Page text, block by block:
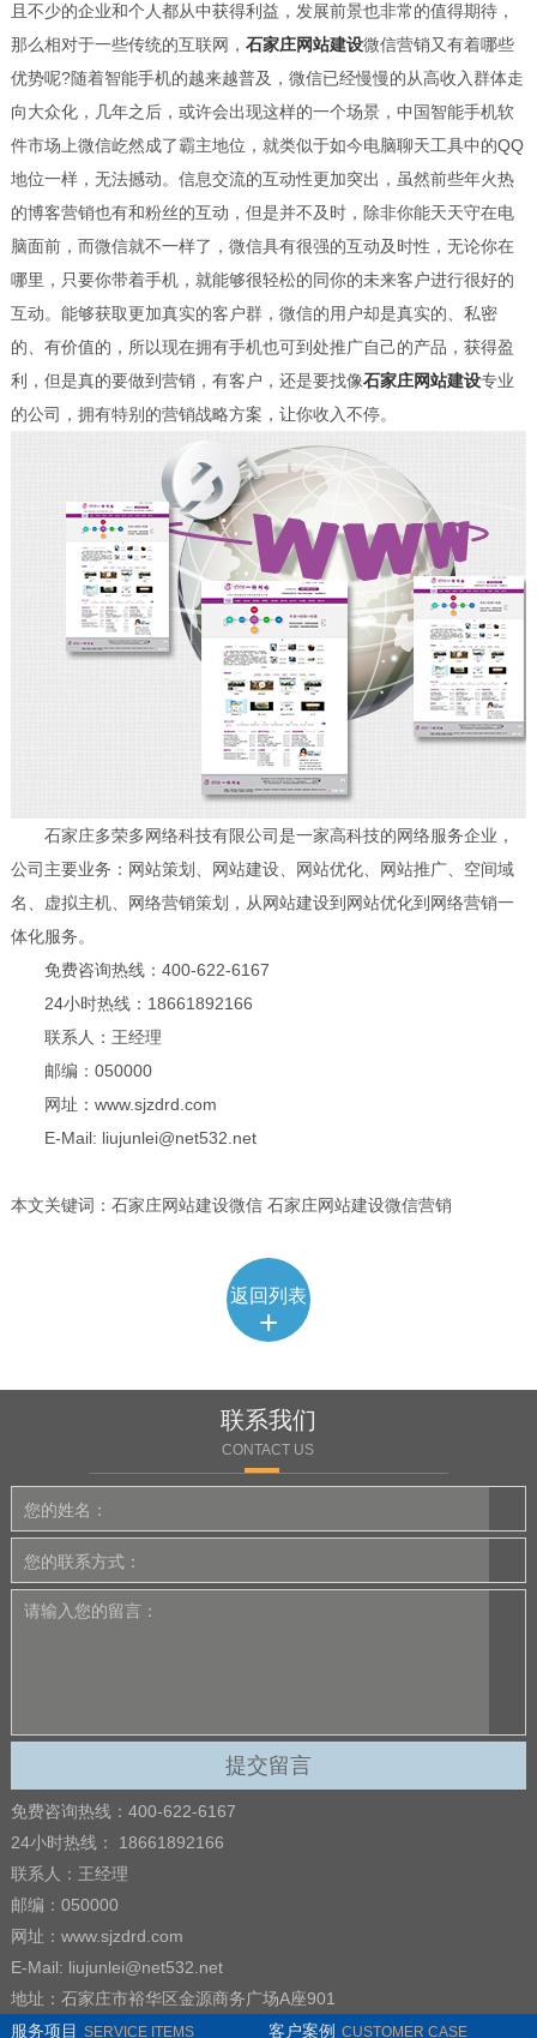
且不少的企业和个人都从中获得利益，发展前景也非常的值得期待，
那么相对于一些传统的互联网， 石家庄网站建设微信营销又有着哪些
优势呢?随着智能手机的越来越普及，微信已经慢慢的从高收入群体走
向大众化，几年之后，或许会出现这样的一个场景，中国智能手机软
件市场上微信屹然成了霸主地位，就类似于如今电脑聊天工具中的QQ
地位一样，无法撼动。信息交流的互动性更加突出，虽然前些年火热
的博客营销也有和粉丝的互动，但是并不及时，除非你能天天守在电
脑面前，而微信就不一样了，微信具有很强的互动及时性，无论你在
哪里，只要你带着手机，就能够很轻松的同你的未来客户进行很好的
互动。能够获取更加真实的客户群，微信的用户却是真实的、私密
的、有价值的，所以现在拥有手机也可到处推广自己的产品，获得盈
利，但是真的要做到营销，有客户，还是要找像石家庄网站建设专业
的公司，拥有特别的营销战略方案，让你收入不停。
石家庄多荣多网络科技有限公司是一家高科技的网络服务企业，
公司主要业务：网站策划、网站建设、网站优化、网站推广、空间域
名、虚拟主机、网络营销策划，从网站建设到网站优化到网络营销一
体化服务。
免费咨询热线：400-622-6167
24小时热线：18661892166
联系人：王经理
邮编：050000
网址：www.sjzdrd.com
E-Mail: liujunlei@net532.net
本文关键词：石家庄网站建设微信 石家庄网站建设微信营销
返回列表
+
联系我们
CONTACT US
免费咨询热线：400-622-6167
24小时热线： 18661892166
联系人：王经理
邮编：050000
网址：www.sjzdrd.com
E-Mail: liujunlei@net532.net
地址：石家庄市裕华区金源商务广场A座901
服务项目 SERVICE ITEMS 客户案例 CUSTOMER CASE